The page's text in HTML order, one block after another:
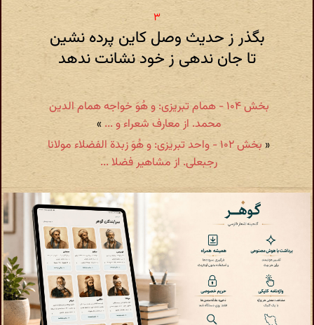
بگذر ز حدیث وصل کاین پرده نشین
تا جان ندهی ز خود نشانت ندهد
بخش ۱۰۴ - همام تبریزی: و هُوَ خواجه همام الدین
محمد. از معارف شعراء و ... »
«
بخش ۱۰۲ - واحد تبریزی: و هُوَ زبدة الفضلاء مولانا
رجبعلی. از مشاهیر فضلا ...